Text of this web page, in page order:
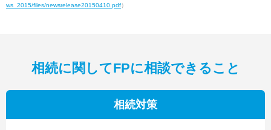
ws_2015/files/newsrelease20150410.pdf）
相続に関してFPに相談できること
相続対策